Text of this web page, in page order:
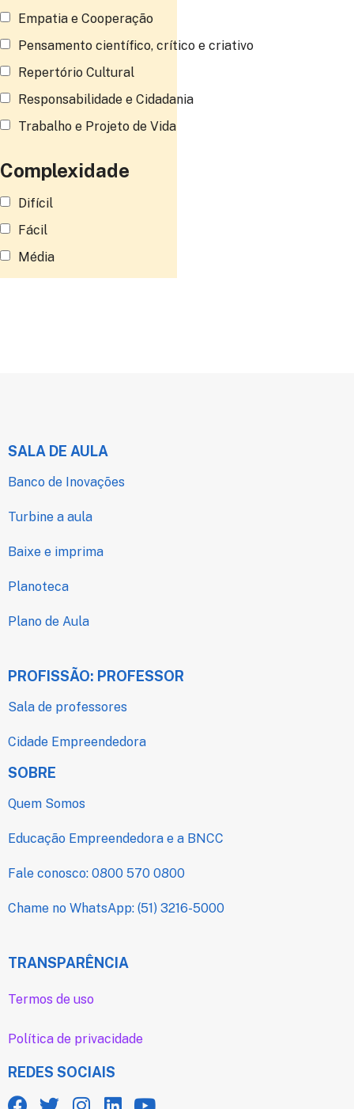
Empatia e Cooperação
Pensamento científico, crítico e criativo
Repertório Cultural
Responsabilidade e Cidadania
Trabalho e Projeto de Vida
Complexidade
Difícil
Fácil
Média
SALA DE AULA
Banco de Inovações
Turbine a aula
Baixe e imprima
Planoteca
Plano de Aula
PROFISSÃO: PROFESSOR
Sala de professores
Cidade Empreendedora
SOBRE
Quem Somos
Educação Empreendedora e a BNCC
Fale conosco: 0800 570 0800
Chame no WhatsApp: (51) 3216-5000
TRANSPARÊNCIA
Termos de uso
Política de privacidade
REDES SOCIAIS